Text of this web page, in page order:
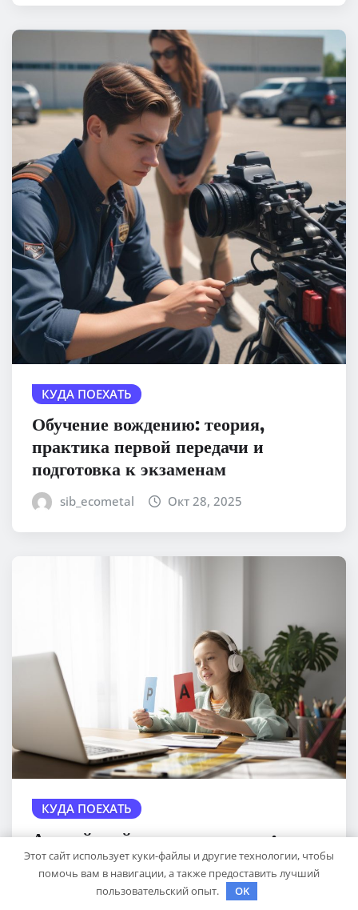
КУДА ПОЕХАТЬ
Обучение вождению: теория,
практика первой передачи и
подготовка к экзаменам
sib_ecometal Окт 28, 2025
КУДА ПОЕХАТЬ
Английский для школьников: как
учить язык с удовольствием
sib_ecometal Авг 18, 2025
Этот сайт использует куки-файлы и другие технологии, чтобы
помочь вам в навигации, а также предоставить лучший
пользовательский опыт.
OK